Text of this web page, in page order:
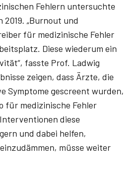
Fehlern untersuchte
2019. „Burnout und
für medizinische Fehler
Diese wiederum ein
fasste Prof. Ladwig
zeigen, dass Ärzte, die
Symptome gescreent wurden,
für medizinische Fehler
diese
und dabei helfen,
müsse weiter